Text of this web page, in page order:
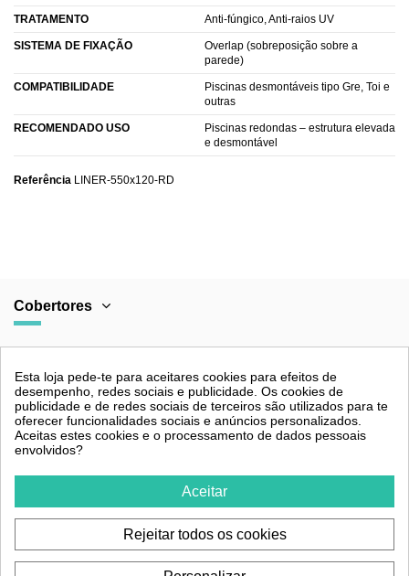
TRATAMENTO Anti-fúngico, Anti-raios UV
SISTEMA DE FIXAÇÃO
Overlap (sobreposição sobre a
parede)
COMPATIBILIDADE
Piscinas desmontáveis tipo Gre, Toi e
outras
RECOMENDADO USO
Piscinas redondas – estrutura elevada
e desmontável
Referência LINER-550x120-RD
Cobertores
Categorias
Legal
Contacto
Esta loja pede-te para aceitares cookies para efeitos de
desempenho, redes sociais e publicidade. Os cookies de
publicidade e de redes sociais de terceiros são utilizados para te
oferecer funcionalidades sociais e anúncios personalizados.
Aceitas estes cookies e o processamento de dados pessoais
envolvidos?
Aceitar
Rejeitar todos os cookies